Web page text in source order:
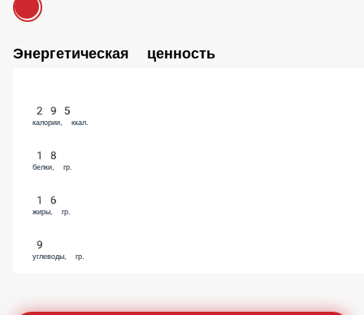
Энергетическая ценность
295
18
16
9